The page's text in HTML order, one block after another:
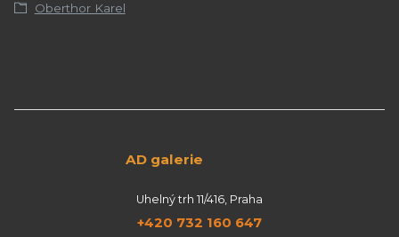
Oberthor Karel
AD galerie
Uhelný trh 11/416, Praha
+420 732 160 647